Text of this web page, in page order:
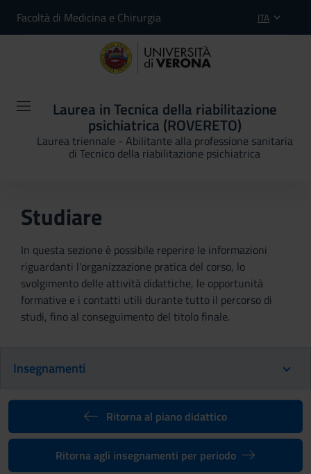
Facoltà di Medicina e Chirurgia ITA
Laurea in Tecnica della riabilitazione
psichiatrica (ROVERETO)
Laurea triennale - Abilitante alla professione sanitaria
di Tecnico della riabilitazione psichiatrica
Studiare
In questa sezione è possibile reperire le informazioni
riguardanti l'organizzazione pratica del corso, lo
svolgimento delle attività didattiche, le opportunità
formative e i contatti utili durante tutto il percorso di
studi, fino al conseguimento del titolo finale.
Insegnamenti
Ritorna al piano didattico
Ritorna agli insegnamenti per periodo